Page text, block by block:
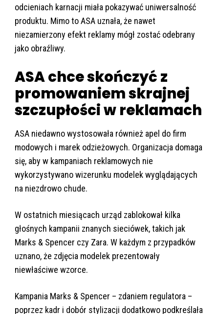
odcieniach karnacji miała pokazywać uniwersalność
produktu. Mimo to ASA uznała, że nawet
niezamierzony efekt reklamy mógł zostać odebrany
jako obraźliwy.
ASA chce skończyć z
promowaniem skrajnej
szczupłości w reklamach
ASA niedawno wystosowała również apel do firm
modowych i marek odzieżowych. Organizacja domaga
się, aby w kampaniach reklamowych nie
wykorzystywano wizerunku modelek wyglądających
na niezdrowo chude.
W ostatnich miesiącach urząd zablokował kilka
głośnych kampanii znanych sieciówek, takich jak
Marks & Spencer czy Zara. W każdym z przypadków
uznano, że zdjęcia modelek prezentowały
niewłaściwe wzorce.
Kampania Marks & Spencer – zdaniem regulatora –
poprzez kadr i dobór stylizacji dodatkowo podkreślała